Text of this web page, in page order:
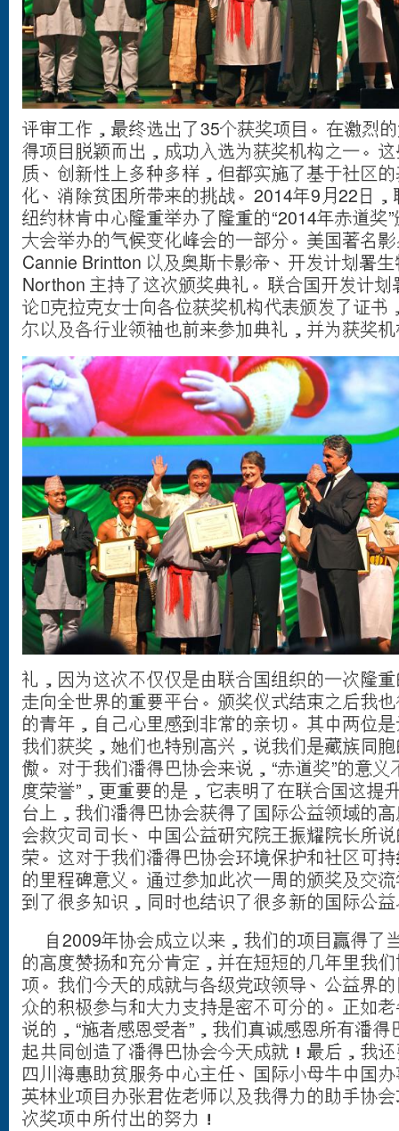
评审工作，最终选出了35个获奖项目。在激烈
得项目脱颖而出，成功入选为获奖机构之一。
质、创新性上多种多样，但都实施了基于社区
化、消除贫困所带来的挑战。2014年9月22日
纽约林肯中心隆重举办了隆重的“2014年赤道奖
大会举办的气候变化峰会的一部分。美国著名
Cannie Brintton 以及奥斯卡影帝、开发计划署
Northon 主持了这次颁奖典礼。联合国开发计
论克拉克女士向各位获奖机构代表颁发了证书
尔以及各行业领袖也前来参加典礼，并为获奖
礼，因为这次不仅仅是由联合国组织的一次隆
走向全世界的重要平台。颁奖仪式结束之后我
的青年，自己心里感到非常的亲切。其中两位
我们获奖，她们也特别高兴，说我们是藏族同
傲。对于我们潘得巴协会来说，“赤道奖”的意义
度荣誉”，更重要的是，它表明了在联合国这提
台上，我们潘得巴协会获得了国际公益领域的
会救灾司司长、中国公益研究院王振耀院长所
荣。这对于我们潘得巴协会环境保护和社区可
的里程碑意义。通过参加此次一周的颁奖及交
到了很多知识，同时也结识了很多新的国际公
自2009年协会成立以来，我们的项目赢得了
的高度赞扬和充分肯定，并在短短的几年里我
项。我们今天的成就与各级党政领导、公益界
众的积极参与和大力支持是密不可分的。正如
说的，“施者感恩受者”，我们真诚感恩所有潘
起共同创造了潘得巴协会今天成就！最后，我
四川海惠助贫服务中心主任、国际小母牛中国
英林业项目办张君佐老师以及我得力的助手协
次奖项中所付出的努力！